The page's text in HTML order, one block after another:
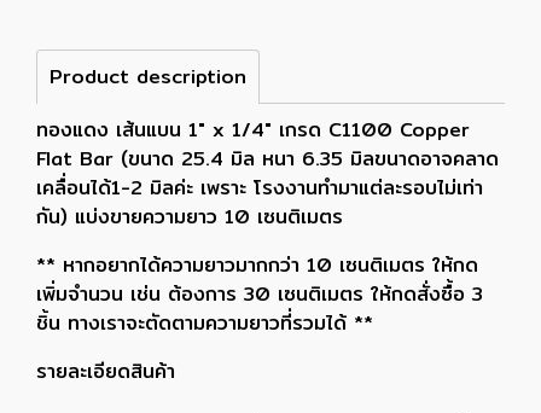
Product description
ทองแดง เส้นแบน 1" x 1/4" เกรด C1100 Copper
Flat Bar (ขนาด 25.4 มิล หนา 6.35 มิลขนาดอาจคลาด
เคลื่อนได้1-2 มิลค่ะ เพราะ โรงงานทำมาแต่ละรอบไม่เท่า
กัน) แบ่งขายความยาว 10 เซนติเมตร
** หากอยากได้ความยาวมากกว่า 10 เซนติเมตร ให้กด
เพิ่มจำนวน เช่น ต้องการ 30 เซนติเมตร ให้กดสั่งซื้อ 3
ชิ้น ทางเราจะตัดตามความยาวที่รวมได้ **
รายละเอียดสินค้า